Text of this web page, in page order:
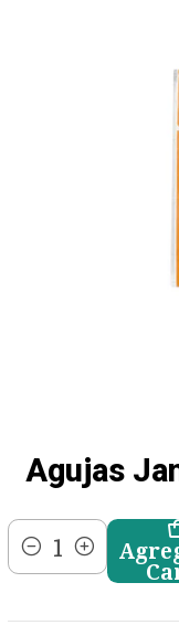
Agujas
Cantidad